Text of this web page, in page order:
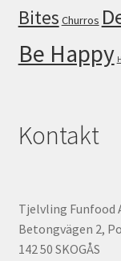
Bites Churros
Be Happy
Kontakt
Tjelvling Funfood
Betongvägen 2,
142 50 SKOGÅS